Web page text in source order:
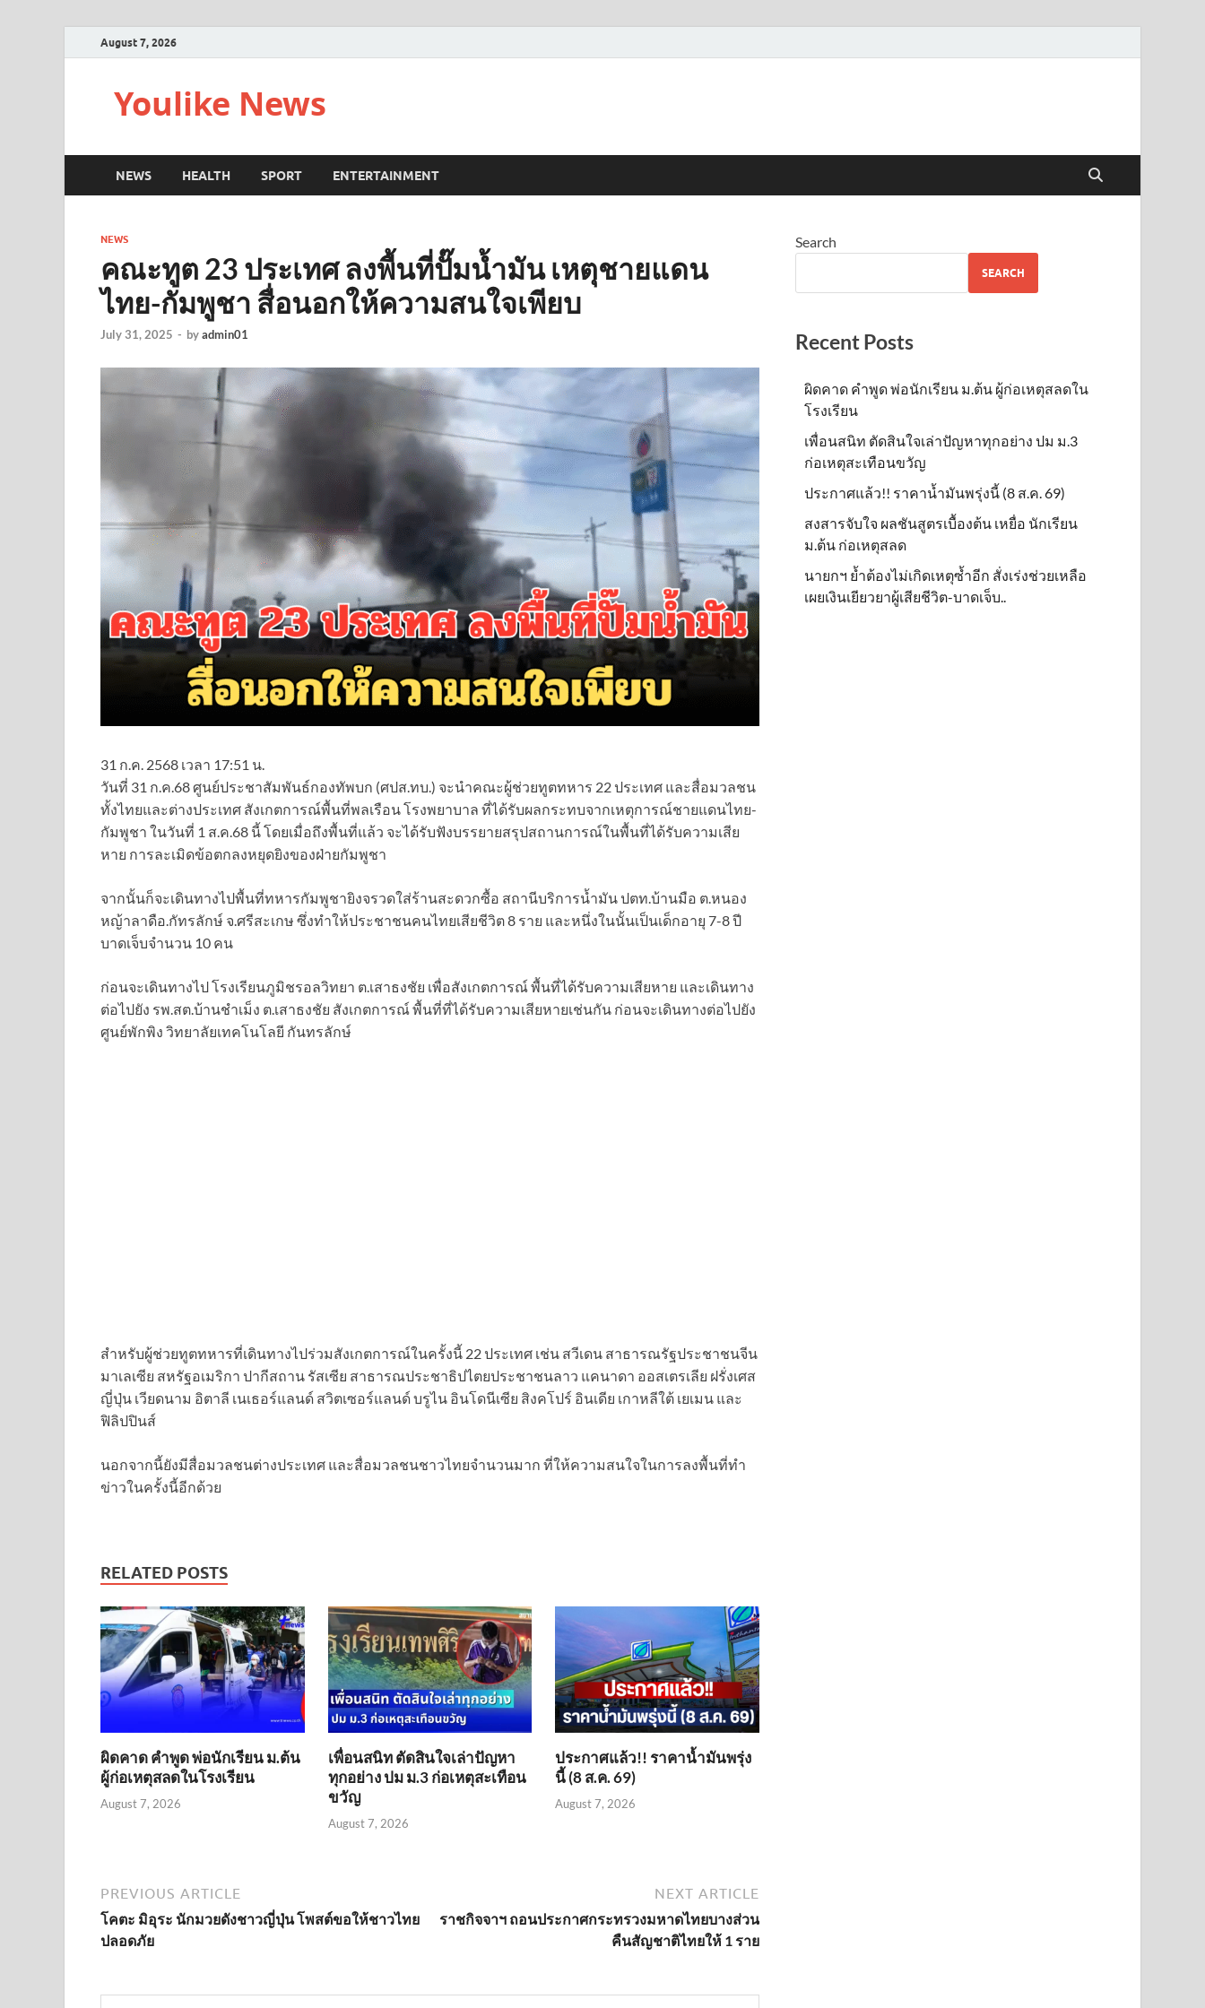
August 7, 2026
Youlike News
NEWS HEALTH SPORT ENTERTAINMENT
NEWS
คณะทูต 23 ประเทศ ลงพื้นที่ปั๊มน้ำมัน เหตุชายแดน
ไทย-กัมพูชา สื่อนอกให้ความสนใจเพียบ
July 31, 2025 - byadmin01
31 ก.ค. 2568 เวลา 17:51 น.
วันที่ 31 ก.ค.68 ศูนย์ประชาสัมพันธ์กองทัพบก (ศปส.ทบ.) จะนำคณะผู้ช่วยทูตทหาร 22 ประเทศ และสื่อมวลชน
ทั้งไทยและต่างประเทศ สังเกตการณ์พื้นที่พลเรือน โรงพยาบาล ที่ได้รับผลกระทบจากเหตุการณ์ชายแดนไทย-
กัมพูชา ในวันที่ 1 ส.ค.68 นี้ โดยเมื่อถึงพื้นที่แล้ว จะได้รับฟังบรรยายสรุปสถานการณ์ในพื้นที่ได้รับความเสีย
หาย การละเมิดข้อตกลงหยุดยิงของฝ่ายกัมพูชา
จากนั้นก็จะเดินทางไปพื้นที่ทหารกัมพูชายิงจรวดใส่ร้านสะดวกซื้อ สถานีบริการน้ำมัน ปตท.บ้านมือ ต.หนอง
หญ้าลาดือ.กัทรลักษ์ จ.ศรีสะเกษ ซึ่งทำให้ประชาชนคนไทยเสียชีวิต 8 ราย และหนึ่งในนั้นเป็นเด็กอายุ 7-8 ปี
บาดเจ็บจำนวน 10 คน
ก่อนจะเดินทางไป โรงเรียนภูมิชรอลวิทยา ต.เสาธงชัย เพื่อสังเกตการณ์ พื้นที่ได้รับความเสียหาย และเดินทาง
ต่อไปยัง รพ.สต.บ้านชำเม็ง ต.เสาธงชัย สังเกตการณ์ พื้นที่ที่ได้รับความเสียหายเช่นกัน ก่อนจะเดินทางต่อไปยัง
ศูนย์พักพิง วิทยาลัยเทคโนโลยี กันทรลักษ์
สำหรับผู้ช่วยทูตทหารที่เดินทางไปร่วมสังเกตการณ์ในครั้งนี้ 22 ประเทศ เช่น สวีเดน สาธารณรัฐประชาชนจีน
มาเลเซีย สหรัฐอเมริกา ปากีสถาน รัสเซีย สาธารณประชาธิปไตยประชาชนลาว แคนาดา ออสเตรเลีย ฝรั่งเศส
ญี่ปุ่น เวียดนาม อิตาลี เนเธอร์แลนด์ สวิตเซอร์แลนด์ บรูไน อินโดนีเซีย สิงคโปร์ อินเดีย เกาหลีใต้ เยเมน และ
ฟิลิปปินส์
นอกจากนี้ยังมีสื่อมวลชนต่างประเทศ และสื่อมวลชนชาวไทยจำนวนมาก ที่ให้ความสนใจในการลงพื้นที่ทำ
ข่าวในครั้งนี้อีกด้วย
RELATED POSTS
ผิดคาด คำพูด พ่อนักเรียน ม.ต้น
ผู้ก่อเหตุสลดในโรงเรียน
August 7, 2026
เพื่อนสนิท ตัดสินใจเล่าปัญหา
ทุกอย่าง ปม ม.3 ก่อเหตุสะเทือน
ขวัญ
August 7, 2026
ประกาศแล้ว!! ราคาน้ำมันพรุ่ง
นี้ (8 ส.ค. 69)
August 7, 2026
PREVIOUS ARTICLE
โคตะ มิอุระ นักมวยดังชาวญี่ปุ่น โพสต์ขอให้ชาวไทย
ปลอดภัย
NEXT ARTICLE
ราชกิจจาฯ ถอนประกาศกระทรวงมหาดไทยบางส่วน
คืนสัญชาติไทยให้ 1 ราย
Search
SEARCH
Recent Posts
ผิดคาด คำพูด พ่อนักเรียน ม.ต้น ผู้ก่อเหตุสลดใน
โรงเรียน
เพื่อนสนิท ตัดสินใจเล่าปัญหาทุกอย่าง ปม ม.3
ก่อเหตุสะเทือนขวัญ
ประกาศแล้ว!! ราคาน้ำมันพรุ่งนี้ (8 ส.ค. 69)
สงสารจับใจ ผลชันสูตรเบื้องต้น เหยื่อ นักเรียน
ม.ต้น ก่อเหตุสลด
นายกฯ ย้ำต้องไม่เกิดเหตุซ้ำอีก สั่งเร่งช่วยเหลือ
เผยเงินเยียวยาผู้เสียชีวิต-บาดเจ็บ..